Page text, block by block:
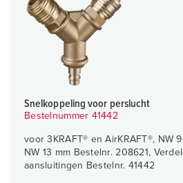
Snelkoppeling voor perslucht
Bestelnummer 41442
voor 3KRAFT® en AirKRAFT®, NW
NW 13 mm Bestelnr. 208621,
aansluitingen Bestelnr. 41442